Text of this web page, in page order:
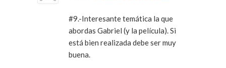
#9.-Interesante temática la que
abordas Gabriel (y la película). Si
está bien realizada debe ser muy
buena.